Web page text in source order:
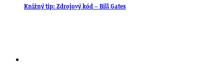
Knižný tip: Zdrojový kód – Bill Gates